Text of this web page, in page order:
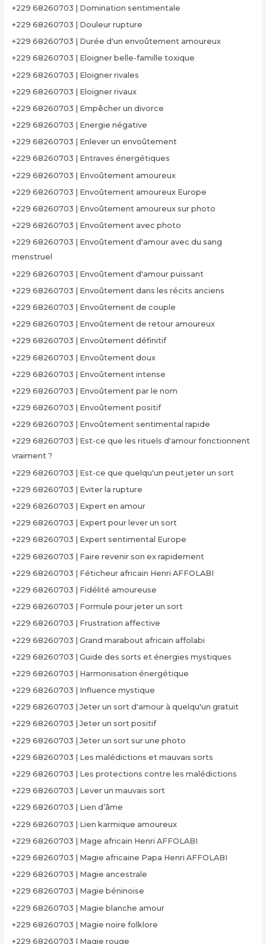
+229 68260703 | Domination sentimentale
+229 68260703 | Douleur rupture
+229 68260703 | Durée d'un envoûtement amoureux
+229 68260703 | Eloigner belle-famille toxique
+229 68260703 | Eloigner rivales
+229 68260703 | Eloigner rivaux
+229 68260703 | Empêcher un divorce
+229 68260703 | Energie négative
+229 68260703 | Enlever un envoûtement
+229 68260703 | Entraves énergétiques
+229 68260703 | Envoûtement amoureux
+229 68260703 | Envoûtement amoureux Europe
+229 68260703 | Envoûtement amoureux sur photo
+229 68260703 | Envoûtement avec photo
+229 68260703 | Envoûtement d'amour avec du sang
menstruel
+229 68260703 | Envoûtement d'amour puissant
+229 68260703 | Envoûtement dans les récits anciens
+229 68260703 | Envoûtement de couple
+229 68260703 | Envoûtement de retour amoureux
+229 68260703 | Envoûtement définitif
+229 68260703 | Envoûtement doux
+229 68260703 | Envoûtement intense
+229 68260703 | Envoûtement par le nom
+229 68260703 | Envoûtement positif
+229 68260703 | Envoûtement sentimental rapide
+229 68260703 | Est-ce que les rituels d'amour fonctionnent
vraiment ?
+229 68260703 | Est-ce que quelqu'un peut jeter un sort
+229 68260703 | Eviter la rupture
+229 68260703 | Expert en amour
+229 68260703 | Expert pour lever un sort
+229 68260703 | Expert sentimental Europe
+229 68260703 | Faire revenir son ex rapidement
+229 68260703 | Féticheur africain Henri AFFOLABI
+229 68260703 | Fidélité amoureuse
+229 68260703 | Formule pour jeter un sort
+229 68260703 | Frustration affective
+229 68260703 | Grand marabout africain affolabi
+229 68260703 | Guide des sorts et énergies mystiques
+229 68260703 | Harmonisation énergétique
+229 68260703 | Influence mystique
+229 68260703 | Jeter un sort d'amour à quelqu'un gratuit
+229 68260703 | Jeter un sort positif
+229 68260703 | Jeter un sort sur une photo
+229 68260703 | Les malédictions et mauvais sorts
+229 68260703 | Les protections contre les malédictions
+229 68260703 | Lever un mauvais sort
+229 68260703 | Lien d’âme
+229 68260703 | Lien karmique amoureux
+229 68260703 | Mage africain Henri AFFOLABI
+229 68260703 | Magie africaine Papa Henri AFFOLABI
+229 68260703 | Magie ancestrale
+229 68260703 | Magie béninoise
+229 68260703 | Magie blanche amour
+229 68260703 | Magie noire folklore
+229 68260703 | Magie rouge